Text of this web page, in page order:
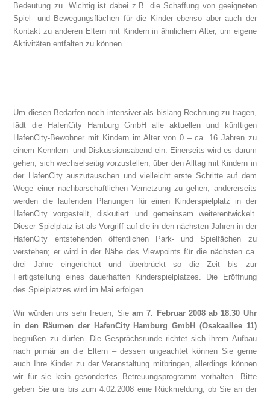
Bedeutung zu. Wichtig ist dabei z.B. die Schaffung von geeigneten
Spiel- und Bewegungsflächen für die Kinder ebenso aber auch der
Kontakt zu anderen Eltern mit Kindern in ähnlichem Alter, um eigene
Aktivitäten entfalten zu können.
Um diesen Bedarfen noch intensiver als bislang Rechnung zu tragen,
lädt die HafenCity Hamburg GmbH alle aktuellen und künftigen
HafenCity-Bewohner mit Kindern im Alter von 0 – ca. 16 Jahren zu
einem Kennlern- und Diskussionsabend ein. Einerseits wird es darum
gehen, sich wechselseitig vorzustellen, über den Alltag mit Kindern in
der HafenCity auszutauschen und vielleicht erste Schritte auf dem
Wege einer nachbarschaftlichen Vernetzung zu gehen; andererseits
werden die laufenden Planungen für einen Kinderspielplatz in der
HafenCity vorgestellt, diskutiert und gemeinsam weiterentwickelt.
Dieser Spielplatz ist als Vorgriff auf die in den nächsten Jahren in der
HafenCity entstehenden öffentlichen Park- und Spielfächen zu
verstehen; er wird in der Nähe des Viewpoints für die nächsten ca.
drei Jahre eingerichtet und überbrückt so die Zeit bis zur
Fertigstellung eines dauerhaften Kinderspielplatzes. Die Eröffnung
des Spielplatzes wird im Mai erfolgen.
Wir würden uns sehr freuen, Sie am 7. Februar 2008 ab 18.30 Uhr
in den Räumen der HafenCity Hamburg GmbH (Osakaallee 11)
begrüßen zu dürfen. Die Gesprächsrunde richtet sich ihrem Aufbau
nach primär an die Eltern – dessen ungeachtet können Sie gerne
auch Ihre Kinder zu der Veranstaltung mitbringen, allerdings können
wir für sie kein gesondertes Betreuungsprogramm vorhalten. Bitte
geben Sie uns bis zum 4.02.2008 eine Rückmeldung, ob Sie an der